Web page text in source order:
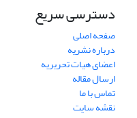
دسترسی سریع
صفحه اصلی
درباره نشریه
اعضای هیات تحریریه
ارسال مقاله
تماس با ما
نقشه سایت